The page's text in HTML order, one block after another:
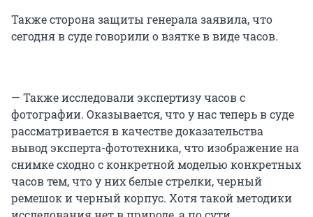
Также сторона защиты генерала заявила, что
сегодня в суде говорили о взятке в виде часов.
— Также исследовали экспертизу часов с
фотографии. Оказывается, что у нас теперь в суде
рассматривается в качестве доказательства
вывод эксперта-фототехника, что изображение на
снимке сходно с конкретной моделью конкретных
часов тем, что у них белые стрелки, черный
ремешок и черный корпус. Хотя такой методики